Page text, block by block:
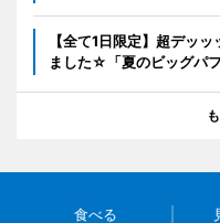
【全て1日限定】超デッ
ました☆「夏のビッグパ
食べる